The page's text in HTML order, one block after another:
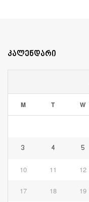
კალენდარი
M T W
3 4 5
10 11 12
17 18 19